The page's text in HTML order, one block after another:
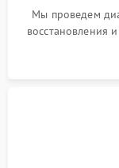
Мы проведем
восстановления